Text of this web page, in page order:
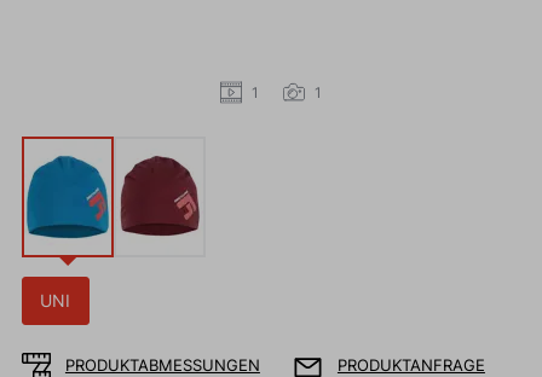
1 1
UNI
PRODUKTABMESSUNGEN PRODUKTANFRAGE